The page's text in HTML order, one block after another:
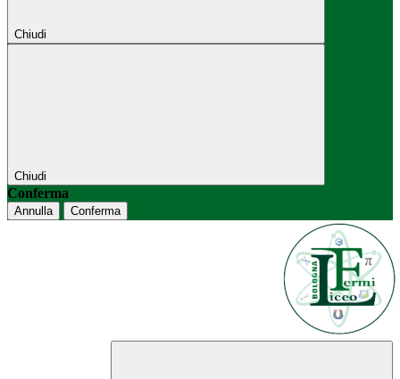
Chiudi
Chiudi
Conferma
Annulla Conferma